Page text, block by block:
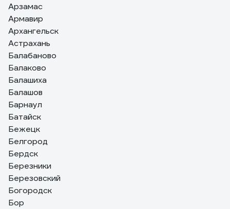
Арзамас
Армавир
Архангельск
Астрахань
Балабаново
Балаково
Балашиха
Балашов
Барнаул
Батайск
Бежецк
Белгород
Бердск
Березники
Березовский
Богородск
Бор